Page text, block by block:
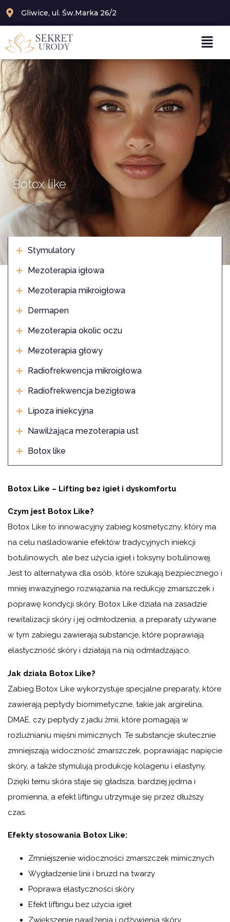
Gliwice, ul. Św.Marka 26/2
Botox like
Stymulatory
Mezoterapia igłowa
Mezoterapia mikroigłowa
Dermapen
Mezoterapia okolic oczu
Mezoterapia głowy
Radiofrekwencja mikroigłowa
Radiofrekwencja bezigłowa
Lipoza iniekcyjna
Nawilżająca mezoterapia ust
Botox like
Botox Like – Lifting bez igieł i dyskomfortu
Czym jest Botox Like?
Botox Like to innowacyjny zabieg kosmetyczny, który ma
na celu naśladowanie efektów tradycyjnych iniekcji
botulinowych, ale bez użycia igieł i toksyny botulinowej.
Jest to alternatywa dla osób, które szukają bezpiecznego i
mniej inwazyjnego rozwiązania na redukcję zmarszczek i
poprawę kondycji skóry. Botox Like działa na zasadzie
rewitalizacji skóry i jej odmłodzenia, a preparaty używane
w tym zabiegu zawierają substancje, które poprawiają
elastyczność skóry i działają na nią odmładzająco.
Jak działa Botox Like?
Zabieg Botox Like wykorzystuje specjalne preparaty, które
zawierają peptydy biomimetyczne, takie jak argirelina,
DMAE, czy peptydy z jadu żmii, które pomagają w
rozluźnianiu mięśni mimicznych. Te substancje skutecznie
zmniejszają widoczność zmarszczek, poprawiając napięcie
skóry, a także stymulują produkcję kolagenu i elastyny.
Dzięki temu skóra staje się gładsza, bardziej jędrna i
promienna, a efekt liftingu utrzymuje się przez dłuższy
czas.
Efekty stosowania Botox Like:
Zmniejszenie widoczności zmarszczek mimicznych
Wygładzenie linii i bruzd na twarzy
Poprawa elastyczności skóry
Efekt liftingu bez użycia igieł
Zwiększenie nawilżenia i odżywienia skóry